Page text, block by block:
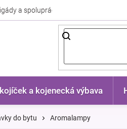
a spolupráce
a kojenecká výbava
do bytu Aromalampy